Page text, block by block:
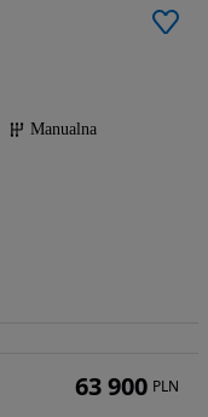
Manualna
63 900 PLN